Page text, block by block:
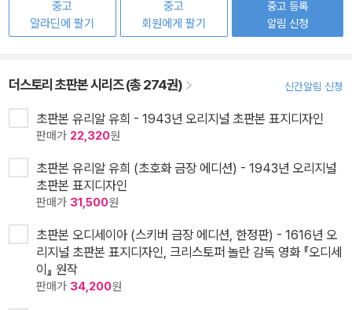
중고
알라딘에 팔기
중고
회원에게 팔기
중고 등록
알림 신청
더스토리 초판본 시리즈 (총 274권) 신간알림 신청
초판본 유리알 유희 - 1943년 오리지널 초판본 표지디자인
판매가 22,320원
초판본 유리알 유희 (초호화 금장 에디션) - 1943년 오리지널
초판본 표지디자인
판매가 31,500원
초판본 오디세이아 (스키버 금장 에디션, 한정판) - 1616년 오
리지널 초판본 표지디자인, 크리스토퍼 놀란 감독 영화 『오디세
이』 원작
판매가 34,200원